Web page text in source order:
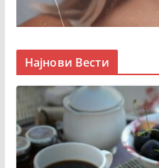
Најнови Вести